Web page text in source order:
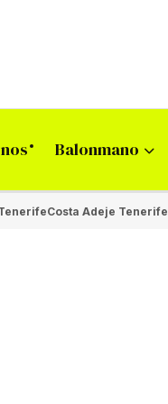
Balonmano
Costa Adeje Tenerife